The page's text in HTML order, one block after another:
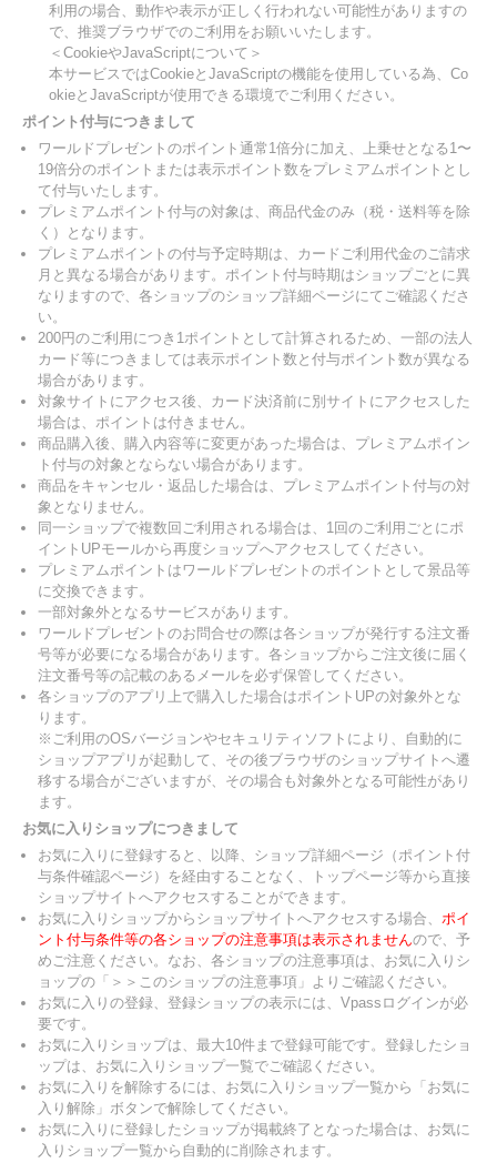
利用の場合、動作や表示が正しく行われない可能性がありますの
で、推奨ブラウザでのご利用をお願いいたします。
＜CookieやJavaScriptについて＞
本サービスではCookieとJavaScriptの機能を使用している為、Co
okieとJavaScriptが使用できる環境でご利用ください。
ポイント付与につきまして
ワールドプレゼントのポイント通常1倍分に加え、上乗せとなる1〜
19倍分のポイントまたは表示ポイント数をプレミアムポイントとし
て付与いたします。
プレミアムポイント付与の対象は、商品代金のみ（税・送料等を除
く）となります。
プレミアムポイントの付与予定時期は、カードご利用代金のご請求
月と異なる場合があります。ポイント付与時期はショップごとに異
なりますので、各ショップのショップ詳細ページにてご確認くださ
い。
200円のご利用につき1ポイントとして計算されるため、一部の法人
カード等につきましては表示ポイント数と付与ポイント数が異なる
場合があります。
対象サイトにアクセス後、カード決済前に別サイトにアクセスした
場合は、ポイントは付きません。
商品購入後、購入内容等に変更があった場合は、プレミアムポイン
ト付与の対象とならない場合があります。
商品をキャンセル・返品した場合は、プレミアムポイント付与の対
象となりません。
同一ショップで複数回ご利用される場合は、1回のご利用ごとにポ
イントUPモールから再度ショップへアクセスしてください。
プレミアムポイントはワールドプレゼントのポイントとして景品等
に交換できます。
一部対象外となるサービスがあります。
ワールドプレゼントのお問合せの際は各ショップが発行する注文番
号等が必要になる場合があります。各ショップからご注文後に届く
注文番号等の記載のあるメールを必ず保管してください。
各ショップのアプリ上で購入した場合はポイントUPの対象外とな
ります。
※ご利用のOSバージョンやセキュリティソフトにより、自動的に
ショップアプリが起動して、その後ブラウザのショップサイトへ遷
移する場合がございますが、その場合も対象外となる可能性があり
ます。
お気に入りショップにつきまして
お気に入りに登録すると、以降、ショップ詳細ページ（ポイント付
与条件確認ページ）を経由することなく、トップページ等から直接
ショップサイトへアクセスすることができます。
お気に入りショップからショップサイトへアクセスする場合、 ポイ
ント付与条件等の各ショップの注意事項は表示されませんので、予
めご注意ください。なお、各ショップの注意事項は、お気に入りシ
ョップの「＞＞このショップの注意事項」よりご確認ください。
お気に入りの登録、登録ショップの表示には、Vpassログインが必
要です。
お気に入りショップは、最大10件まで登録可能です。登録したショ
ップは、お気に入りショップ一覧でご確認ください。
お気に入りを解除するには、お気に入りショップ一覧から「お気に
入り解除」ボタンで解除してください。
お気に入りに登録したショップが掲載終了となった場合は、お気に
入りショップ一覧から自動的に削除されます。